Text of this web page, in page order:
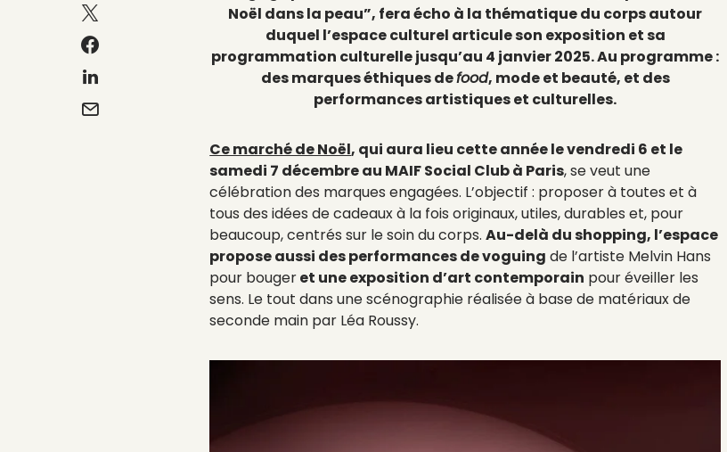
Noël dans la peau”, fera écho à la thématique du corps autour
duquel l’espace culturel articuleson exposition et sa
programmation culturelle jusqu’au 4 janvier 2025. Au programme :
des marques éthiques defood, mode et beauté, et des
performances artistiques et culturelles.
Ce marché de Noël, qui aura lieu cette année le vendredi 6 et le
samedi 7 décembre au MAIF Social Club à Paris, se veut une
célébration des marques engagées. L’objectif : proposer à toutes et à
tous des idées de cadeaux à la fois originaux, utiles, durables et, pour
beaucoup, centrés sur le soin du corps.Au-delà du shopping, l’espace
propose aussi des performances de voguing de l’artiste Melvin Hans
pour bougeret une exposition d’art contemporain pour éveiller les
sens. Le tout dans une scénographie réalisée à base de matériaux de
seconde main par Léa Roussy.